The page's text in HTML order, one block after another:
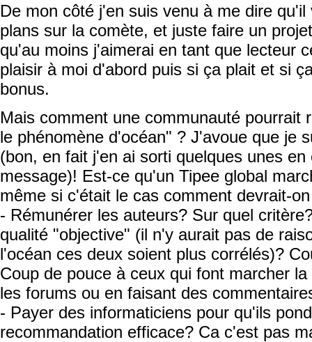
De mon côté j'en suis venu à me dire
plans sur la comète, et juste faire un
qu'au moins j'aimerai en tant que lecteur
plaisir à moi d'abord puis si ça plait et si
bonus.
Mais comment une communauté pourrait
le phénomène d'océan" ? J'avoue que je
(bon, en fait j'en ai sorti quelques unes
message)! Est-ce qu'un Tipee global
même si c'était le cas comment devrait-
- Rémunérer les auteurs? Sur quel
qualité "objective" (il n'y aurait pas de
l'océan ces deux soient plus corrélés)?
Coup de pouce à ceux qui font marcher
les forums ou en faisant des
- Payer des informaticiens pour qu'ils
recommandation efficace? Ca c'est pas